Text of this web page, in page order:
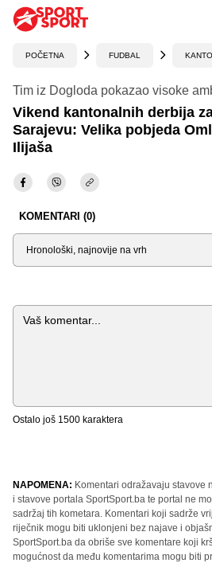
POČETNA FUDBAL
Tim iz Dogloda pokazao visoke
Vikend kantonalnih derbija
Sarajevu: Velika pobjeda
Ilijaša
KOMENTARI (0)
Sortiraj
Komentar
Ostalo još 1500 karaktera
NAPOMENA: Komentari odražavaju stavove
i stavove portala SportSport.ba te portal ne
sadržaj tih kometara. Komentari koji sadrže
riječnik mogu biti uklonjeni bez najave i
SportSport.ba da obriše sve komentare koji
mogućnost da među komentarima mogu biti